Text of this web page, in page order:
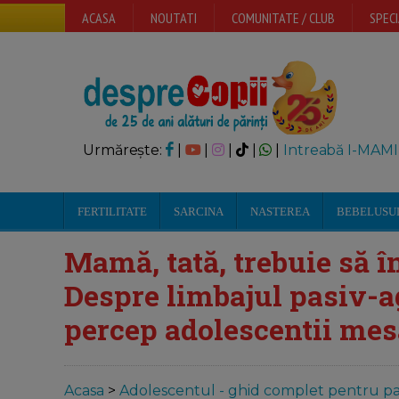
ACASA NOUTATI COMUNITATE / CLUB
Urmărește: | | Intreabă I-MAMI
FERTILITATE SARCINA NASTEREA
Mamă, tată, trebuie să
Despre limbajul pasiv-
percep adolescentii
Acasa > Adolescentul - ghid complet pentru